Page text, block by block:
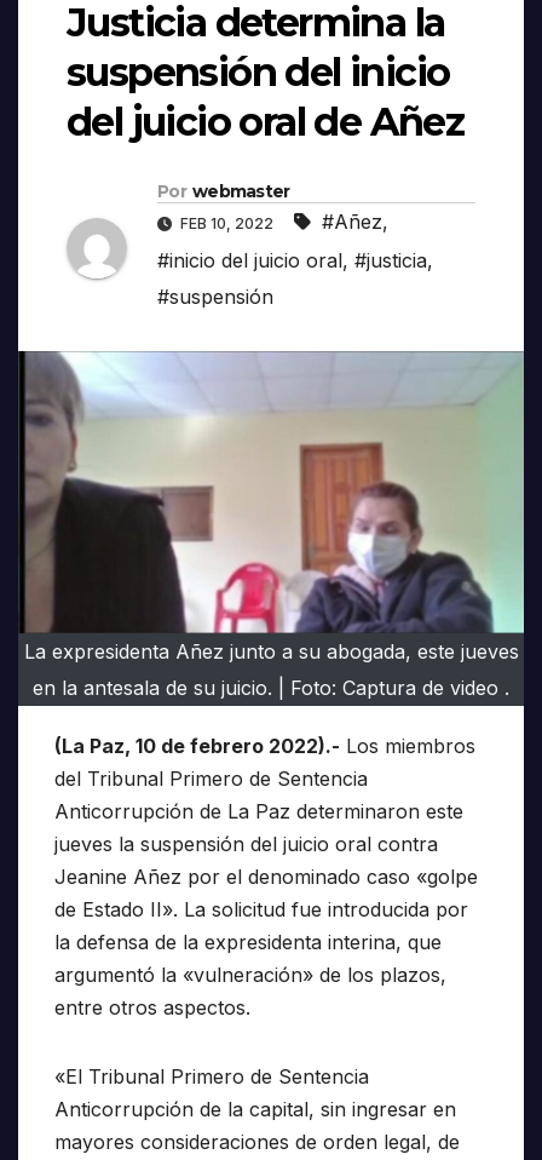
Justicia determina la
suspensión del inicio
del juicio oral de Añez
Por webmaster
FEB 10, 2022 #Añez,
#inicio del juicio oral, #justicia,
#suspensión
La expresidenta Añez junto a su abogada, este jueves
en la antesala de su juicio. | Foto: Captura de video .
(La Paz, 10 de febrero 2022).- Los miembros
del Tribunal Primero de Sentencia
Anticorrupción de La Paz determinaron este
jueves la suspensión del juicio oral contra
Jeanine Añez por el denominado caso «golpe
de Estado II». La solicitud fue introducida por
la defensa de la expresidenta interina, que
argumentó la «vulneración» de los plazos,
entre otros aspectos.
«El Tribunal Primero de Sentencia
Anticorrupción de la capital, sin ingresar en
mayores consideraciones de orden legal, de